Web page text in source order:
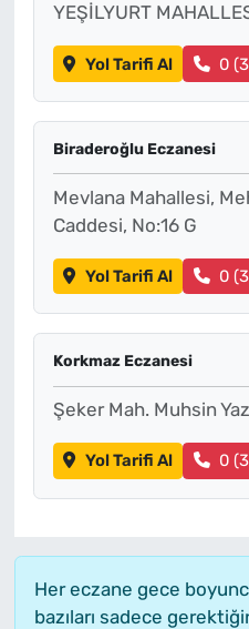
YEŞİLYURT
Yol Tarifi Al 0
Biraderoğlu Eczanesi
Mevlana Mahallesi,
Caddesi, No:16 G
Yol Tarifi Al 0
Korkmaz Eczanesi
Şeker Mah. Muhsin
Yol Tarifi Al 0
Her eczane gece
bazıları sadece